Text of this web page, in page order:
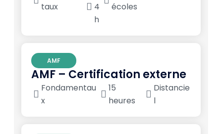
taux
4
h
écoles
AMF
AMF – Certification externe
Fondamentau
x
15
heures
Distancie
l